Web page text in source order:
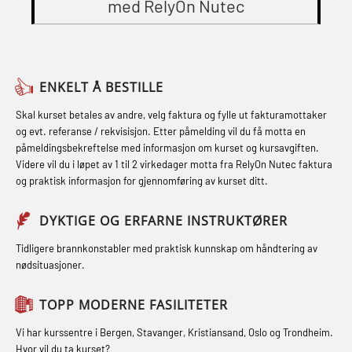
Skuldermåling (OBS125)
Fallsikring (FAR108)
Førstehjelp – repetisjon (OFA102)
Førstehjelp grunnkurs (OFABLE101)
GOC sertifikat grunnleggende
GOC sertifikat repetisjon (GMDSS)
(MRC102)
oljearbeidere (OBS1055)
GWO: BST – Offshore (Blended with
STCW Oppdatering videregående
(MBSBLE021)
STCW kombi oppdatering offiserer
og med.behandling (MBS134)
STCW Kombi Oppdatering Offiserer
og Medisinsk Behandling med
Webinar (MBS1341)
STCW Oppdatering for offiserer 24 t
(MBS114)
STCW Medisinsk førstehjelp (MFA1081)
STCW Medisinsk førstehjelp
Grunnkurs Røykdykking Industrivern
inkl. brannslukning (FSC121)
Hjertestarter brukerkurs (OFA107)
Røykdykking industrivern –
repetisjon (LFI105)
Sikkerhetskurs for ansatte på
oppdrettsanlegg (LBS100)
Ulykkesgransking – Webinar (LSP103)
(LFI100)
med RelyOn Nutec
ENKELT Å BESTILLE
Skal kurset betales av andre, velg faktura og fylle ut fakturamottaker
og evt. referanse / rekvisisjon. Etter påmelding vil du få motta en
påmeldingsbekreftelse med informasjon om kurset og kursavgiften.
Videre vil du i løpet av 1 til 2 virkedager motta fra RelyOn Nutec faktura
og praktisk informasjon for gjennomføring av kurset ditt.
DYKTIGE OG ERFARNE INSTRUKTØRER
Tidligere brannkonstabler med praktisk kunnskap om håndtering av
nødsituasjoner.
TOPP MODERNE FASILITETER
Vi har kurssentre i Bergen, Stavanger, Kristiansand, Oslo og Trondheim.
Hvor vil du ta kurset?